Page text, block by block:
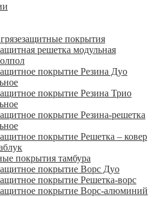
покрытия
решетка модульная
покрытие Резина Дуо
покрытие Резина Трио
покрытие Резина-решетка
покрытие Решетка – ковер
покрытия тамбура
покрытие Ворс Дуо
покрытие Решетка-ворс
покрытие Ворс-алюминий